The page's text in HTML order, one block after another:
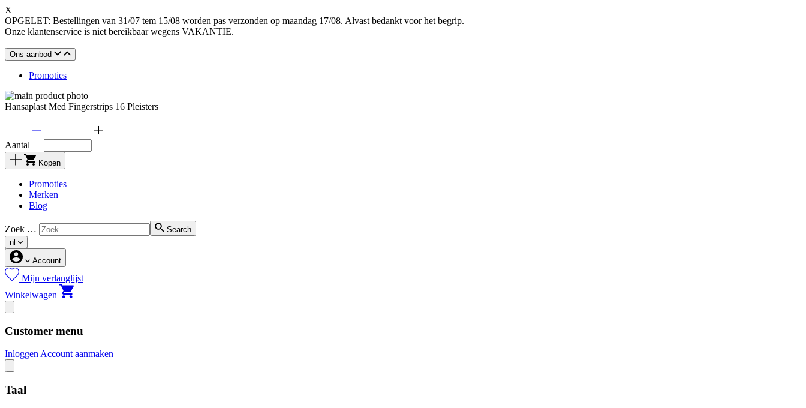
X
OPGELET: Bestellingen van 31/07 tem 15/08 worden pas verzonden op maandag 17/08. Alvast bedankt voor het begrip.
Onze klantenservice is niet bereikbaar wegens VAKANTIE.
Ons aanbod
Promoties
Hansaplast Med Fingerstrips 16 Pleisters
Aantal
Kopen
Promoties
Merken
Blog
Zoek …
Search
nl
Account
Mijn verlanglijst
Winkelwagen
Customer menu
InloggenAccount aanmaken
Taal